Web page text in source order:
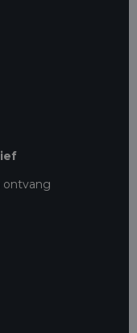
ontvang